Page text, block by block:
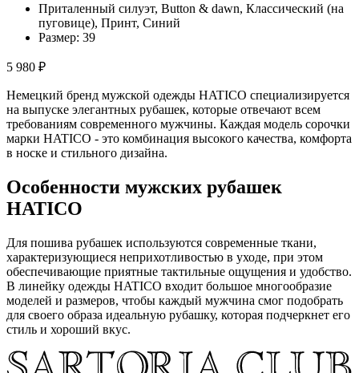
Приталенный силуэт, Button & dawn, Классический (на
пуговице), Принт, Синий
Размер: 39
5 980 ₽
Немецкий бренд мужской одежды HATICO специализируется
на выпуске элегантных рубашек, которые отвечают всем
требованиям современного мужчины. Каждая модель сорочки
марки HATICO - это комбинация высокого качества, комфорта
в носке и стильного дизайна.
Особенности мужских рубашек
HATICO
Для пошива рубашек используются современные ткани,
характеризующиеся неприхотливостью в уходе, при этом
обеспечивающие приятные тактильные ощущения и удобство.
В линейку одежды HATICO входит большое многообразие
моделей и размеров, чтобы каждый мужчина смог подобрать
для своего образа идеальную рубашку, которая подчеркнет его
стиль и хороший вкус.